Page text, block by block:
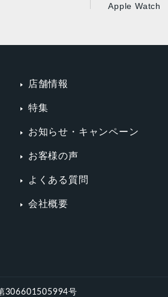
Apple Watch
店舗情報
特集
お知らせ・キャンペーン
お客様の声
よくある質問
会社概要
306601505994号